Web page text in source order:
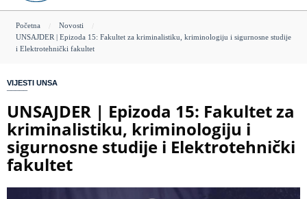
You
are
Početna
Novosti
UNSAJDER | Epizoda 15: Fakultet za kriminalistiku, kriminologiju i sigurnosne studije
i Elektrotehnički fakultet
VIJESTI UNSA
UNSAJDER | Epizoda 15: Fakultet za
kriminalistiku, kriminologiju i
sigurnosne studije i Elektrotehnički
fakultet